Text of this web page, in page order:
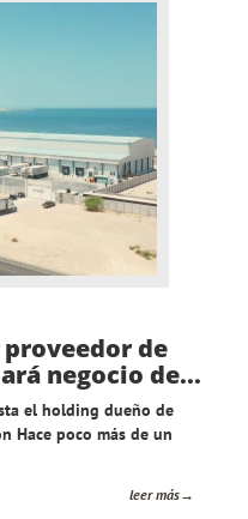
de
negocio de...
el holding dueño de
Hace poco más de un
leer más